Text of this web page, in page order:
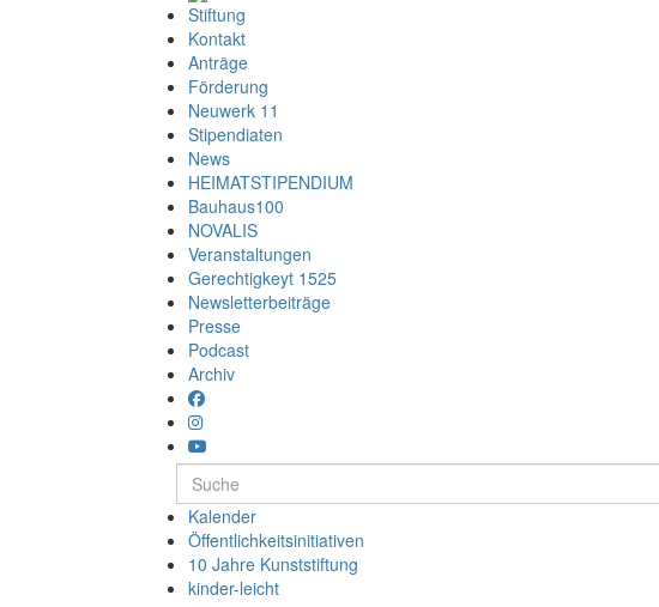
Stiftung
Kontakt
Anträge
Förderung
Neuwerk 11
Stipendiaten
News
HEIMATSTIPENDIUM
Bauhaus100
NOVALIS
Veranstaltungen
Gerechtigkeyt 1525
Newsletterbeiträge
Presse
Podcast
Archiv
Kalender
Öffentlichkeitsinitiativen
10 Jahre Kunststiftung
kinder-leicht